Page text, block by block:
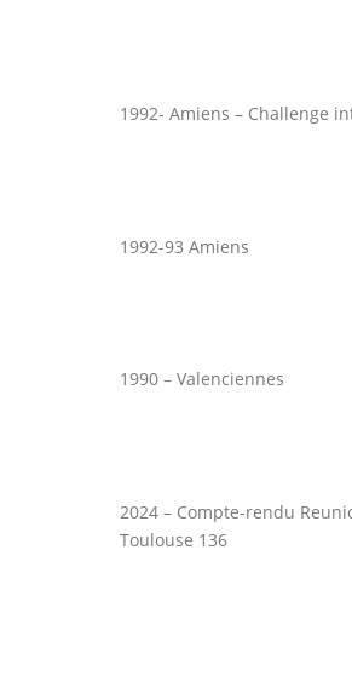
1992- Amiens – Challenge
1992-93 Amiens
1990 – Valenciennes
2024 – Compte-rendu
Toulouse 136